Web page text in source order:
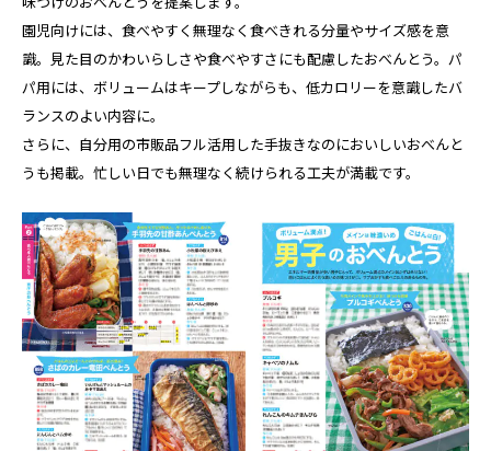
園児向けには、食べやすく無理なく食べきれる分量やサイズ感を意
識。見た目のかわいらしさや食べやすさにも配慮したおべんとう。パ
パ用には、ボリュームはキープしながらも、低カロリーを意識したバ
ランスのよい内容に。
さらに、自分用の市販品フル活用した手抜きなのにおいしいおべんと
うも掲載。忙しい日でも無理なく続けられる工夫が満載です。